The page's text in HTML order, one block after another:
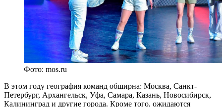
Фото: mos.ru
В этом году география команд обширна: Москва, Санкт-
Петербург, Архангельск, Уфа, Самара, Казань, Новосибирск,
Калининград и другие города. Кроме того, ожидаются